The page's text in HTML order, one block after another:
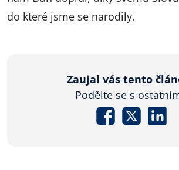
do které jsme se narodily.
Zaujal vás tento
Podělte se s